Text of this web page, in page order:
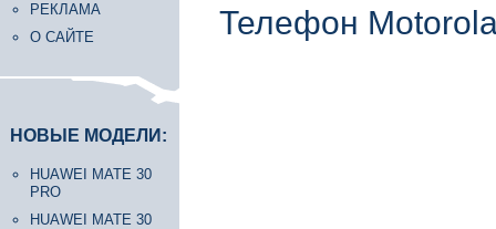
РЕКЛАМА
О САЙТЕ
НОВЫЕ МОДЕЛИ:
HUAWEI MATE 30
PRO
HUAWEI MATE 30
Телефон